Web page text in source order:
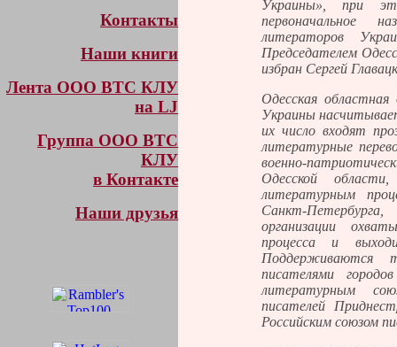
Контакты
Наши книги
Лента ООО ВТС КЛУ
на LJ
Группа ООО ВТС
КЛУ
в Контакте
Наши друзья
Украины», при
первоначальное
литераторов
Председателем
избран Сергей
Одесская областная
Украины
их число входят
литературные
военно-
Одесской
литературным
Санкт-
организации
процесса и
Поддерживаются
писателями
литературным
писателей
Российским союзом